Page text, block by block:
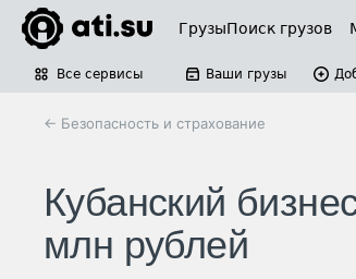
ГрузыПоиск грузов
Все сервисы Ваши грузы
← Безопасность и страхование
Кубанский
млн рублей